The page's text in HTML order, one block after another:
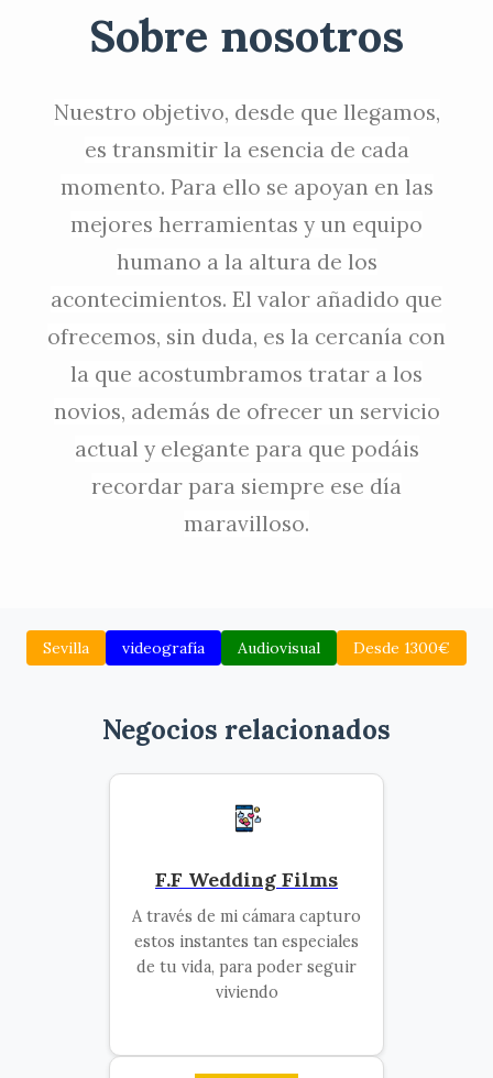
Sobre nosotros
Nuestro objetivo, desde que llegamos,
es transmitir la esencia de cada
momento. Para ello se apoyan en las
mejores herramientas y un equipo
humano a la altura de los
acontecimientos. El valor añadido que
ofrecemos, sin duda, es la cercanía con
la que acostumbramos tratar a los
novios, además de ofrecer un servicio
actual y elegante para que podáis
recordar para siempre ese día
maravilloso.
Sevilla videografía Audiovisual Desde 1300€
Negocios relacionados
F.F Wedding Films
A través de mi cámara capturo
estos instantes tan especiales
de tu vida, para poder seguir
viviendo